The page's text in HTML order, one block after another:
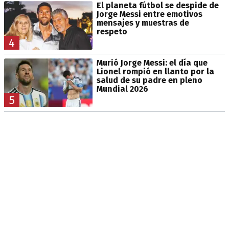
4
El planeta fútbol se despide de
Jorge Messi entre emotivos
mensajes y muestras de
respeto
5
Murió Jorge Messi: el día que
Lionel rompió en llanto por la
salud de su padre en pleno
Mundial 2026